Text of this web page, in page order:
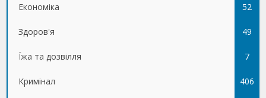
Економіка 52
Здоров'я 49
Їжа та дозвілля 7
Кримінал 406